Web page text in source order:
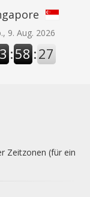
9. Aug. 2026
:58 :27
Zeitzonen (für ein